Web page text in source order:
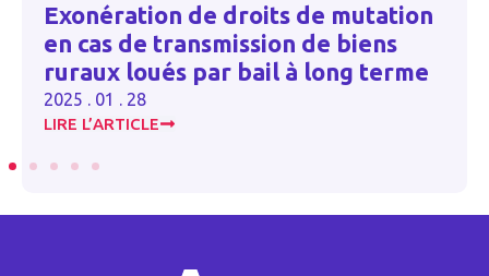
Exonération de droits de mutation
en cas de transmission de biens
ruraux loués par bail à long terme
2025 . 01 . 28
LIRE L’ARTICLE